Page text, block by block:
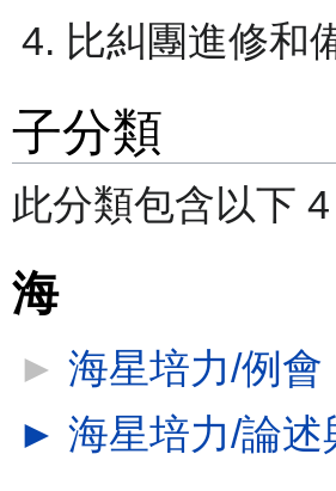
比糾團進修和
子分類
此分類包含以下
海
► 海星培力/例會
► 海星培力/論述